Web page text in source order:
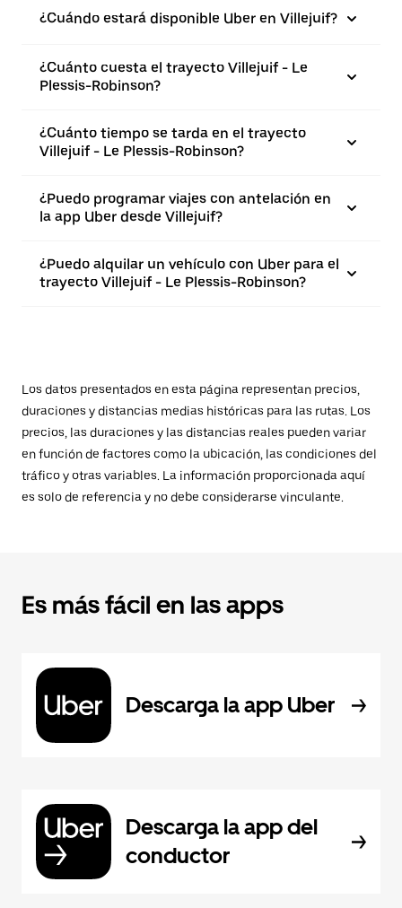
¿Cuándo estará disponible Uber en Villejuif?
¿Cuánto cuesta el trayecto Villejuif - Le
Plessis-Robinson?
¿Cuánto tiempo se tarda en el trayecto
Villejuif - Le Plessis-Robinson?
¿Puedo programar viajes con antelación en
la app Uber desde Villejuif?
¿Puedo alquilar un vehículo con Uber para el
trayecto Villejuif - Le Plessis-Robinson?
Los datos presentados en esta página representan precios,
duraciones y distancias medias históricas para las rutas. Los
precios, las duraciones y las distancias reales pueden variar
en función de factores como la ubicación, las condiciones del
tráfico y otras variables. La información proporcionada aquí
es solo de referencia y no debe considerarse vinculante.
Es más fácil en las apps
Descarga la app Uber
Descarga la app del
conductor